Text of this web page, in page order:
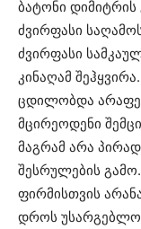
ბატონი დიმიტრის
ძვირფასი
ძვირფასი
კინაღამ
ცდილობდა
მცირეოდენი
მაგრამ არა
შესრულების
ფირმისთვის
დროს უსარგებლო